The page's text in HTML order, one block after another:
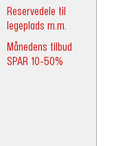
Reservedele til
legeplads m.m.
Månedens tilbud
SPAR 10-50%